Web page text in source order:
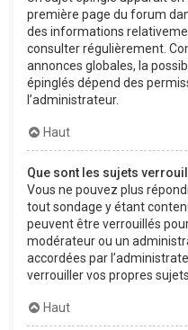
première page du forum
des informations
consulter régulièrement.
annonces globales, la
épinglés dépend des
l’administrateur.
Haut
Que sont les sujets
Vous ne pouvez plus
tout sondage y étant
peuvent être verrouillés
modérateur ou un
accordées par
verrouiller vos propres
Haut